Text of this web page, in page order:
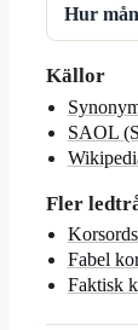
Hur
Källor
SAOL
Fler
Fabel
Faktisk